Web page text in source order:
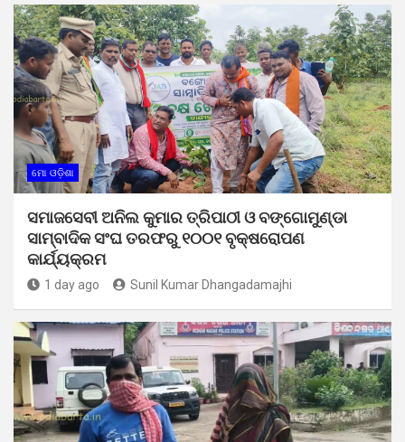
ମୋ ଓଡ଼ିଶା
ସମାଜସେବୀ ଅନିଲ କୁମାର ତ୍ରିପାଠୀ ଓ ବଙ୍ଗୋମୁଣ୍ଡା
ସାମ୍ବାଦିକ ସଂଘ ତରଫରୁ ୧୦୦୧ ବୃକ୍ଷରୋପଣ
କାର୍ଯ୍ୟକ୍ରମ
1 day ago Sunil Kumar Dhangadamajhi